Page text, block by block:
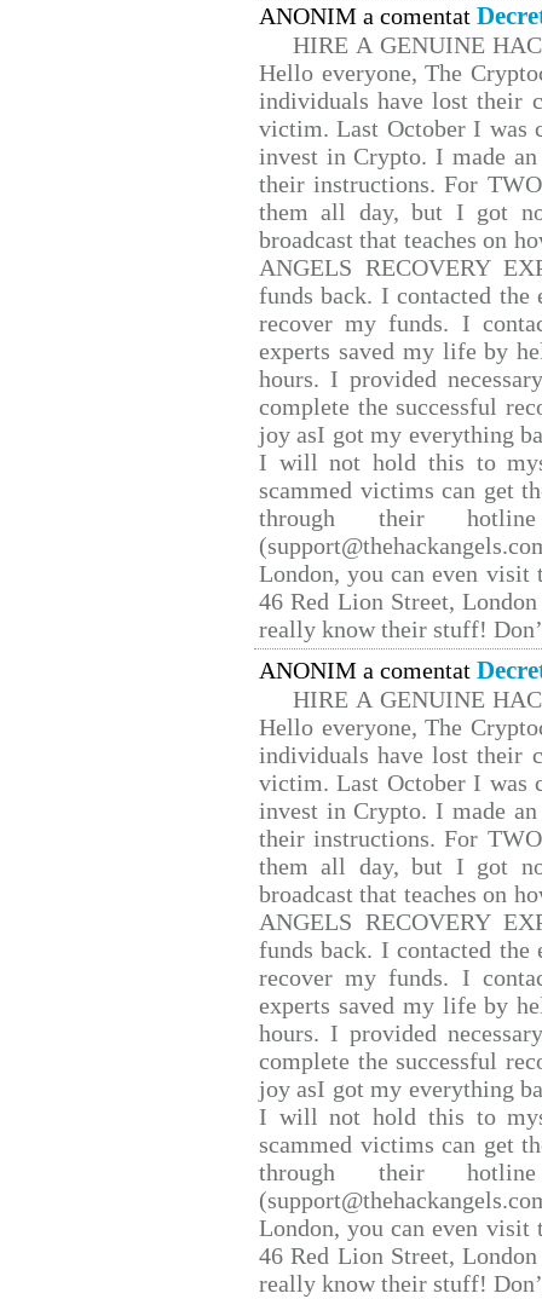
ANONIM a comentat
HIRE A GENUINE
Hello everyone, The
individuals have lost their
victim. Last October I was
invest in Crypto. I made
their instructions. For
them all day, but I got
broadcast that teaches on
ANGELS RECOVERY
funds back. I contacted
recover my funds. I
experts saved my life by
hours. I provided
complete the successful
joy asI got my everything
I will not hold this to
scammed victims can get
through their hotline
London, you can even
46 Red Lion Street,
really know their stuff!
ANONIM a comentat
HIRE A GENUINE
Hello everyone, The
individuals have lost their
victim. Last October I was
invest in Crypto. I made
their instructions. For
them all day, but I got
broadcast that teaches on
ANGELS RECOVERY
funds back. I contacted
recover my funds. I
experts saved my life by
hours. I provided
complete the successful
joy asI got my everything
I will not hold this to
scammed victims can get
through their hotline
London, you can even
46 Red Lion Street,
really know their stuff!